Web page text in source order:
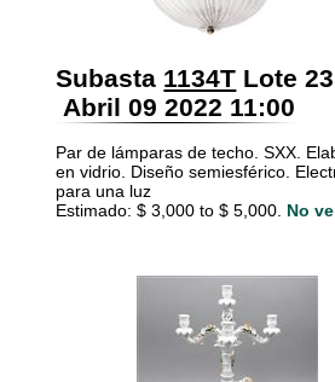
Subasta 1134T Lote 23
Abril 09 2022 11:00
Par de lámparas de techo. SXX.
en vidrio. Diseño semiesférico.
para una luz
Estimado: $ 3,000 to $ 5,000. No